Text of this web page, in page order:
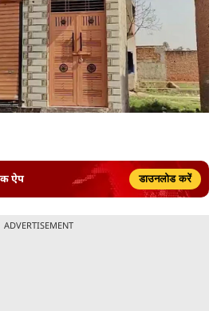
ऐप डाउनलोड करें
ADVERTISEMENT